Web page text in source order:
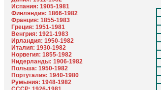
Испания: 1905-1981
Финляндия: 1866-1982
Франция: 1855-1983
Греция: 1951-1981
Венгрия: 1921-1983
Ирландия: 1950-1982
Италия: 1930-1982
Норвегия: 1855-1982
Нидерланды: 1906-1982
Польша: 1950-1982
Португалия: 1940-1980
Румыния: 1948-1982